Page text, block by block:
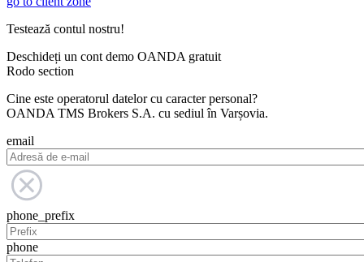
Testează contul nostru!
Deschideți un cont demo OANDA gratuit
Rodo section
Cine este operatorul datelor cu caracter personal?
OANDA TMS Brokers S.A. cu sediul în Varșovia.
email
phone_prefix
phone